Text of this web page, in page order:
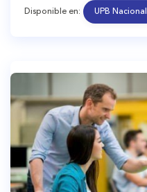
Disponible en: UPB Nacional